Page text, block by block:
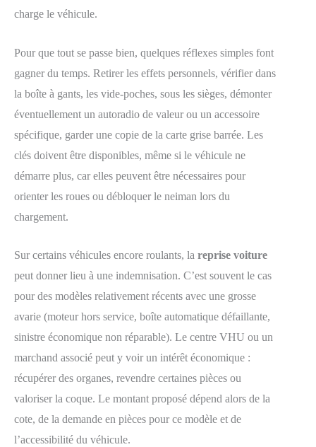
charge le véhicule.
Pour que tout se passe bien, quelques réflexes simples font
gagner du temps. Retirer les effets personnels, vérifier dans
la boîte à gants, les vide-poches, sous les sièges, démonter
éventuellement un autoradio de valeur ou un accessoire
spécifique, garder une copie de la carte grise barrée. Les
clés doivent être disponibles, même si le véhicule ne
démarre plus, car elles peuvent être nécessaires pour
orienter les roues ou débloquer le neiman lors du
chargement.
Sur certains véhicules encore roulants, la reprise voiture
peut donner lieu à une indemnisation. C’est souvent le cas
pour des modèles relativement récents avec une grosse
avarie (moteur hors service, boîte automatique défaillante,
sinistre économique non réparable). Le centre VHU ou un
marchand associé peut y voir un intérêt économique :
récupérer des organes, revendre certaines pièces ou
valoriser la coque. Le montant proposé dépend alors de la
cote, de la demande en pièces pour ce modèle et de
l’accessibilité du véhicule.